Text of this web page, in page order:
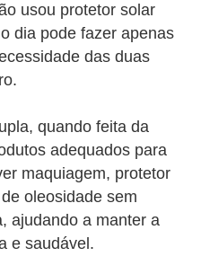
usou protetor solar
dia pode fazer apenas
das duas
quando feita da
adequados para
maquiagem, protetor
oleosidade sem
ajudando a manter a
e saudável.